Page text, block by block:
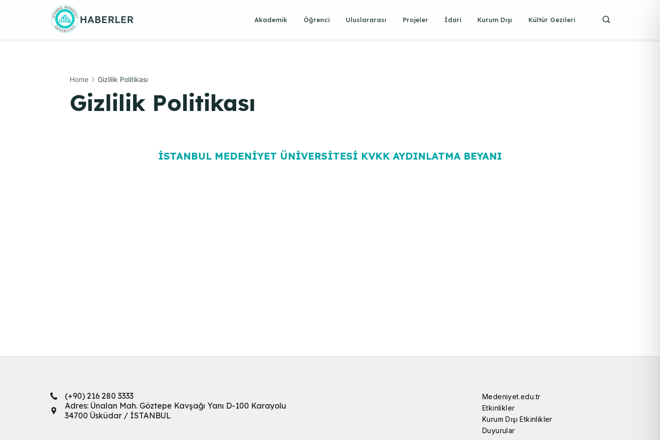
HABERLER Akademik Öğrenci Uluslararası Projeler İdari Kurum Dışı Kültür Gezileri
Home Gizlilik Politikası
Gizlilik Politikası
İSTANBUL MEDENİYET ÜNİVERSİTESİ KVKK AYDINLATMA BEYANI
(+90) 216 280 3333
Adres: Ünalan Mah. Göztepe Kavşağı Yanı D-100 Karayolu
34700 Üsküdar / İSTANBUL
Medeniyet.edu.tr
Etkinlikler
Kurum Dışı Etkinlikler
Duyurular